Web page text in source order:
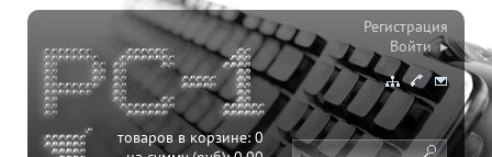
товаров в корзине:0
Регистрация
Войти ▸